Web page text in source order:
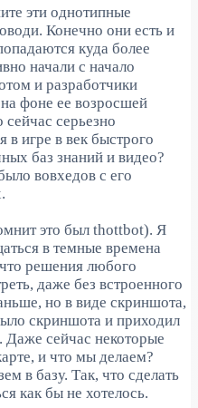
эти однотипные
Конечно они есть и
куда более
начали с начало
и разработчики
фоне ее возросшей
серьезно
в игре в век быстрого
баз знаний и видео?
вовхедов с его
это был thottbot). Я
в темные времена
решения любого
даже без встроенного
но в виде скриншота,
скриншота и приходил
Даже сейчас некоторые
и что мы делаем?
в базу. Так, что сделать
как бы не хотелось.